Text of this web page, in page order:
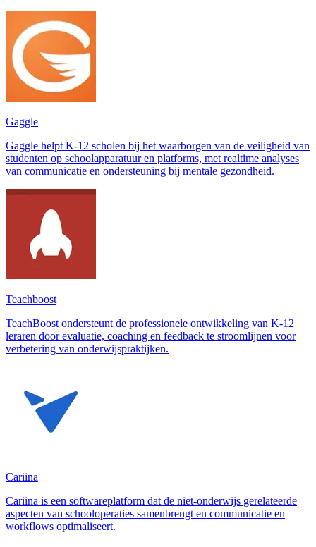
Gaggle
Gaggle helpt K-12 scholen bij het waarborgen van de veiligheid van
studenten op schoolapparatuur en platforms, met realtime analyses
van communicatie en ondersteuning bij mentale gezondheid.
Teachboost
TeachBoost ondersteunt de professionele ontwikkeling van K-12
leraren door evaluatie, coaching en feedback te stroomlijnen voor
verbetering van onderwijspraktijken.
Cariina
Cariina is een softwareplatform dat de niet-onderwijs gerelateerde
aspecten van schooloperaties samenbrengt en communicatie en
workflows optimaliseert.